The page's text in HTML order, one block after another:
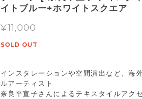
イトブルー+ホワイトスクエア
¥11,000
SOLD OUT
インスタレーションや空間演出など、海
ルアーティスト
奈良平宣子さんによるテキスタイルアク